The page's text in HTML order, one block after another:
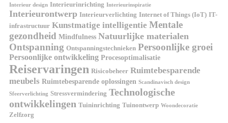
Interieur design Interieurinrichting Interieurinspiratie
Interieurontwerp Interieurverlichting Internet of Things (IoT) IT-
infrastructuur Kunstmatige intelligentie Mentale
gezondheid Mindfulness Natuurlijke materialen
Ontspanning Ontspanningstechnieken Persoonlijke groei
Persoonlijke ontwikkeling Procesoptimalisatie
Reiservaringen Risicobeheer Ruimtebesparende
meubels Ruimtebesparende oplossingen Scandinavisch design
Sfeerverlichting Stressvermindering Technologische
ontwikkelingen Tuininrichting Tuinontwerp Woondecoratie
Zelfzorg